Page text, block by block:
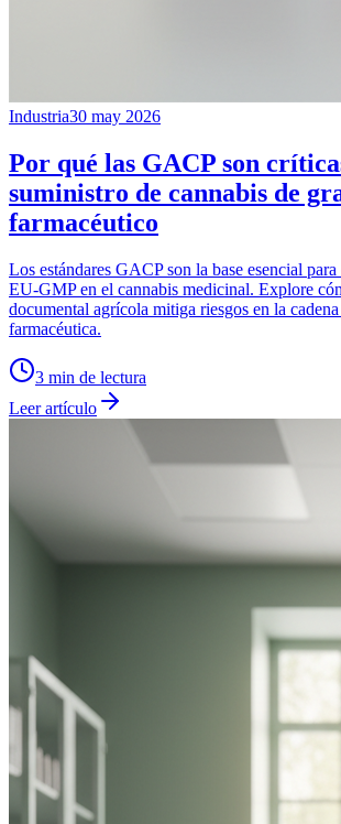
Industria30 may 2026
Por qué las GACP son
suministro de cannabis de
farmacéutico
Los estándares GACP son la base esencial
EU-GMP en el cannabis medicinal. Explore
documental agrícola mitiga riesgos en la
farmacéutica.
3 min de lectura
Leer artículo